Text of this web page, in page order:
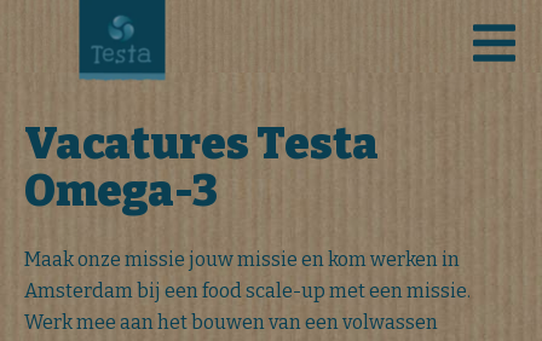
Vacatures Testa
Omega-3
Maak onze missie jouw missie en kom werken in
Amsterdam bij een food scale-up met een missie.
Werk mee aan het bouwen van een volwassen